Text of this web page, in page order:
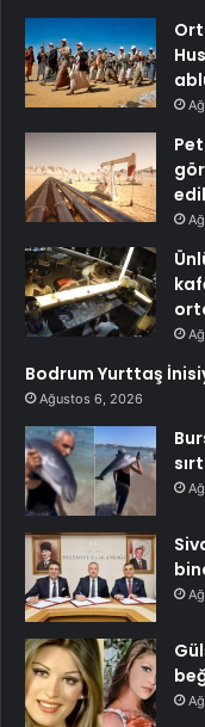
Bodrum Yurttaş
Ağustos 6, 2026